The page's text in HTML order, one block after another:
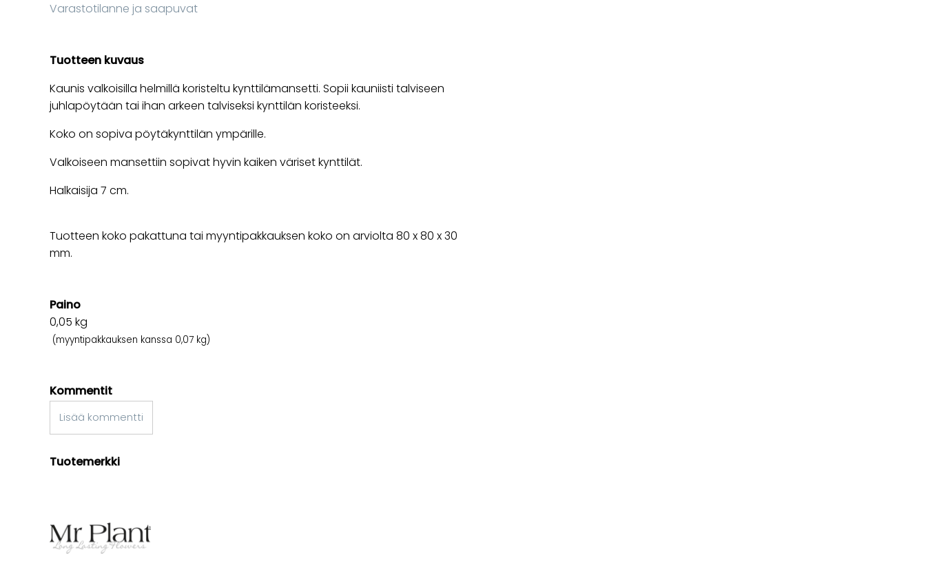
Varastotilanne ja saapuvat
Tuotteen kuvaus
Kaunis valkoisilla helmillä koristeltu kynttilämansetti. Sopii kauniisti talviseen
juhlapöytään tai ihan arkeen talviseksi kynttilän koristeeksi.
Koko on sopiva pöytäkynttilän ympärille.
Valkoiseen mansettiin sopivat hyvin kaiken väriset kynttilät.
Halkaisija 7 cm.
Tuotteen koko pakattuna tai myyntipakkauksen koko on arviolta 80 x 80 x 30
mm.
Paino
0,05 kg
(myyntipakkauksen kanssa 0,07 kg)
Kommentit
Lisää kommentti
Tuotemerkki